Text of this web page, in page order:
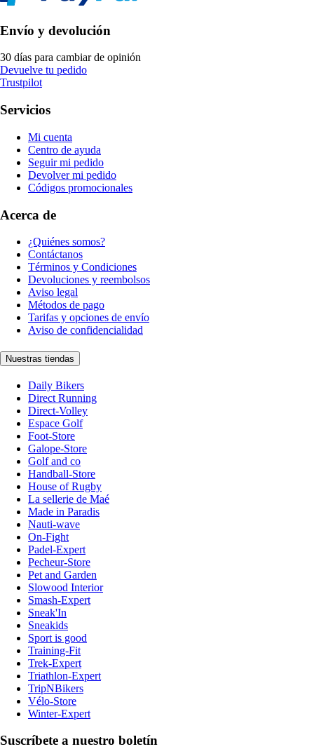
Envío y devolución
30 días para cambiar de opinión
Devuelve tu pedido
Trustpilot
Servicios
Mi cuenta
Centro de ayuda
Seguir mi pedido
Devolver mi pedido
Códigos promocionales
Acerca de
¿Quiénes somos?
Contáctanos
Términos y Condiciones
Devoluciones y reembolsos
Aviso legal
Métodos de pago
Tarifas y opciones de envío
Aviso de confidencialidad
Nuestras tiendas
Daily Bikers
Direct Running
Direct-Volley
Espace Golf
Foot-Store
Galope-Store
Golf and co
Handball-Store
House of Rugby
La sellerie de Maé
Made in Paradis
Nauti-wave
On-Fight
Padel-Expert
Pecheur-Store
Pet and Garden
Slowood Interior
Smash-Expert
Sneak'In
Sneakids
Sport is good
Training-Fit
Trek-Expert
Triathlon-Expert
TripNBikers
Vélo-Store
Winter-Expert
Suscríbete a nuestro boletín